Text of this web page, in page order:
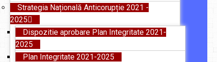
Strategia Națională Anticorupție 2021 -
2025
Dispozitie aprobare Plan Integritate 2021-
2025
Plan Integritate 2021-2025